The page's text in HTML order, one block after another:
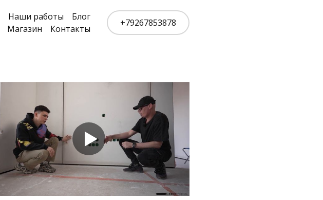
Наши работы
Блог
Магазин
Контакты
+79267853878